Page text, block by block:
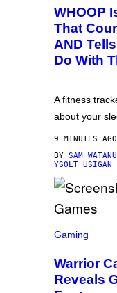
H
O
O
P
WHOOP
That
AND
Do With
A fitness
about your
9 MINUTES AGO
BY SAM
YSOLT USIGAN
C
E
N
S
Gaming
Warrior
Reveals